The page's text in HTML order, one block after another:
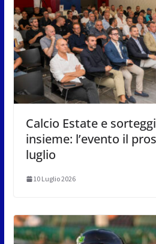
Calcio Estate e
insieme: l’evento il
luglio
10 Luglio 2026